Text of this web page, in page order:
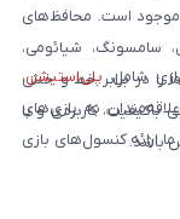
موجود است. محافظ‌های
سامسونگ، شیائومی،
را در برابر خط و خش
کاربردی و با
باشد.
شامل پلی‌استیشن،
به بازی‌های
ارائه کنسول‌های بازی